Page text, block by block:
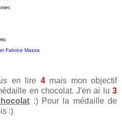
Fabrice Mazza
en lire 4mais mon objectif
en chocolat. J'en ai lu 3
:) Pour la médaille de
:)